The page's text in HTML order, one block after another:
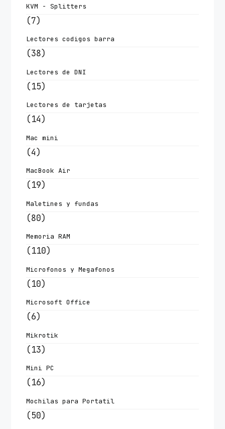
KVM - Splitters
(7)
Lectores codigos barra
(38)
Lectores de DNI
(15)
Lectores de tarjetas
(14)
Mac mini
(4)
MacBook Air
(19)
Maletines y fundas
(80)
Memoria RAM
(110)
Microfonos y Megafonos
(10)
Microsoft Office
(6)
Mikrotik
(13)
Mini PC
(16)
Mochilas para Portatil
(50)